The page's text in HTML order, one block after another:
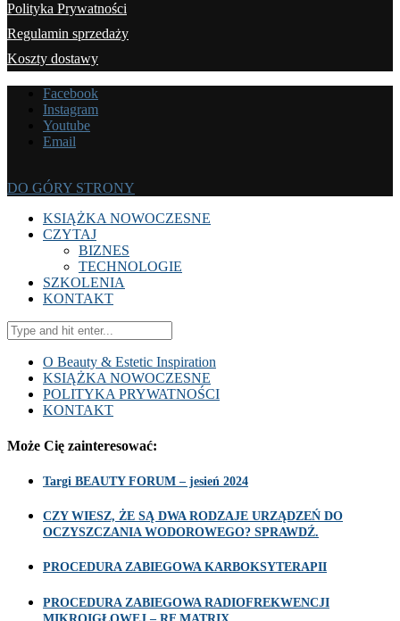
Polityka Prywatności
Regulamin sprzedaży
Koszty dostawy
Facebook
Instagram
Youtube
Email
DO GÓRY STRONY
KSIĄŻKA NOWOCZESNE
CZYTAJ
BIZNES
TECHNOLOGIE
SZKOLENIA
KONTAKT
O Beauty & Estetic Inspiration
KSIĄŻKA NOWOCZESNE
POLITYKA PRYWATNOŚCI
KONTAKT
Może Cię zainteresować:
Targi BEAUTY FORUM – jesień 2024
CZY WIESZ, ŻE SĄ DWA RODZAJE URZĄDZEŃ DO
OCZYSZCZANIA WODOROWEGO? SPRAWDŹ.
PROCEDURA ZABIEGOWA KARBOKSYTERAPII
PROCEDURA ZABIEGOWA RADIOFREKWENCJI